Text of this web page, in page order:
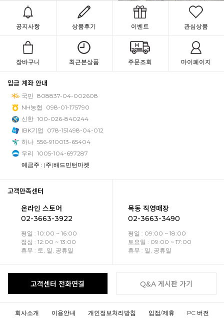
공지사항 상품후기 이벤트 관심상품
장바구니 최근본상품 주문조회 마이페이지
입금 계좌 안내
국민 808837-04-002608
NH농협
098-01-175790
신한 100-026-840244
IBK기업
078-151498-04-012
하나 556-910013-65404
우리 1005-104-697287
예금주 : (주)배드민턴마켓
고객만족센터
온라인 스토어
02-3663-3922
평일 : 10:00 ~ 16:00
점심 : 12:00 ~ 13:00
휴무 : 토, 일, 공휴일
목동 직영매장
02-3663-3490
평일 : 09:00 ~ 18:00
토요일 : 09:00 ~ 17:00
휴무 : 일, 공휴일
고객센터 전화연결 Q&A 게시판 가기
회사소개 이용안내 개인정보처리방침 입점/제휴 PC 버전